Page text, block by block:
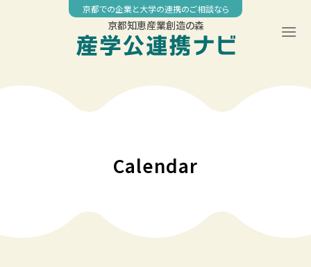
京都での企業と大学の連携のご相談なら
京都知恵産業創造の森
Calendar
04:00